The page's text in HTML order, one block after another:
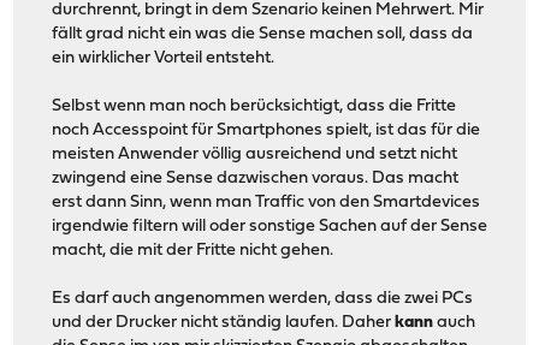
durchrennt, bringt in dem Szenario keinen Mehrwert. Mir
fällt grad nicht ein was die Sense machen soll, dass da
ein wirklicher Vorteil entsteht.
Selbst wenn man noch berücksichtigt, dass die Fritte
noch Accesspoint für Smartphones spielt, ist das für die
meisten Anwender völlig ausreichend und setzt nicht
zwingend eine Sense dazwischen voraus. Das macht
erst dann Sinn, wenn man Traffic von den Smartdevices
irgendwie filtern will oder sonstige Sachen auf der Sense
macht, die mit der Fritte nicht gehen.
Es darf auch angenommen werden, dass die zwei PCs
und der Drucker nicht ständig laufen. Daherkann auch